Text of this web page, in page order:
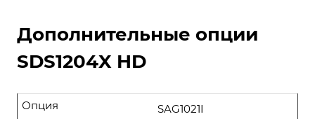
Дополнительные опции
SDS1204X HD
SAG1021I
Опция